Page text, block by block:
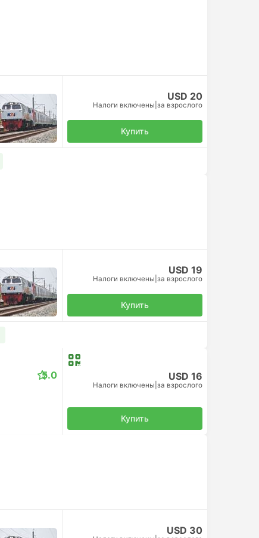
USD 20
Налоги включены за взрослого
Купить
USD 19
Налоги включены за взрослого
Купить
5.0 USD 16
Налоги включены за взрослого
Купить
USD 30